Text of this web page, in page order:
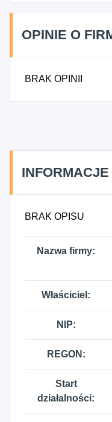
obsługą biura,
wspomagającą.
OPINIE O
BRAK OPINII
INFORMACJE
BRAK OPISU
Nazwa firmy:
Właściciel:
NIP:
REGON:
Start
działalności: